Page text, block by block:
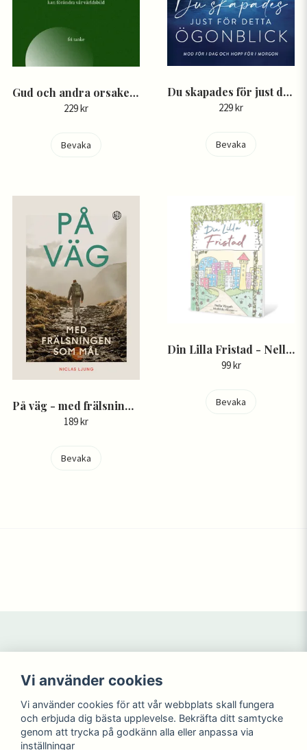
Gud och andra orsaker: Hur en ny teori om orsak och verkan kan förändra vår världsbild - Ulf Jonsson
229 kr
Bevaka
Du skapades för just detta ögonblick - Max Lucado
229 kr
Bevaka
På väg - med frälsningen som mål - Niclas Ljung
189 kr
Bevaka
Din Lilla Fristad - Nellie Vänseth, Mathilda Ahxner
99 kr
Bevaka
Köpvillkor
NYHETER
KAMPANJ
Logga in
Registrera dig
Glömt lösenord?
Vi använder cookies
Vi använder cookies för att vår webbplats skall fungera
och erbjuda dig bästa upplevelse. Bekräfta ditt samtycke
genom att trycka på godkänn alla eller anpassa via
inställningar